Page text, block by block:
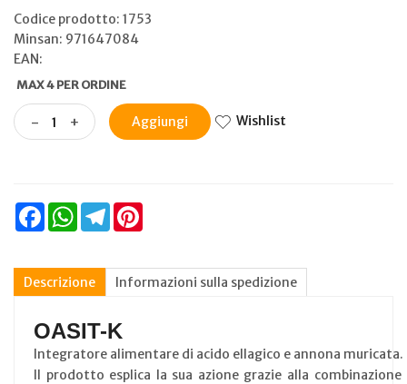
Codice prodotto: 1753
Minsan: 971647084
EAN:
MAX 4 PER ORDINE
- + Aggiungi Wishlist
FacebookWhatsAppTelegram
Descrizione Informazioni sulla spedizione
OASIT-K
Integratore alimentare di acido ellagico e annona muricata.
Il prodotto esplica la sua azione grazie alla